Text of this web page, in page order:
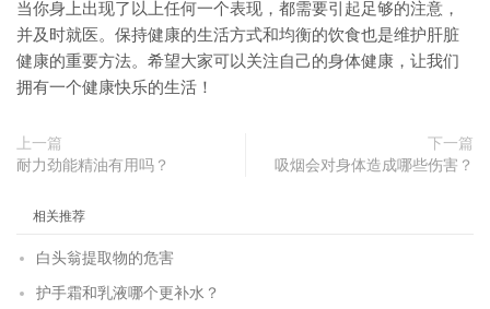
当你身上出现了以上任何一个表现，都需要引起足够的注意，
并及时就医。保持健康的生活方式和均衡的饮食也是维护肝脏
健康的重要方法。希望大家可以关注自己的身体健康，让我们
拥有一个健康快乐的生活！
上一篇
耐力劲能精油有用吗？
下一篇
吸烟会对身体造成哪些伤害？
相关推荐
白头翁提取物的危害
护手霜和乳液哪个更补水？